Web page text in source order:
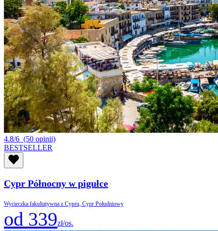
4.8/6 (50 opinii)
BESTSELLER
Cypr Północny w pigułce
Wycieczka fakultatywna z Cypru, Cypr Południowy
od 339zł/os.